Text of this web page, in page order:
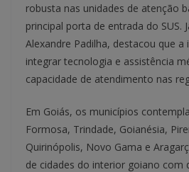
robusta nas unidades de atenção
principal porta de entrada do SUS.
Alexandre Padilha, destacou que a
integrar tecnologia e assistência
capacidade de atendimento nas
Em Goiás, os municípios
Formosa, Trindade, Goianésia,
Quirinópolis, Novo Gama e
de cidades do interior goiano com